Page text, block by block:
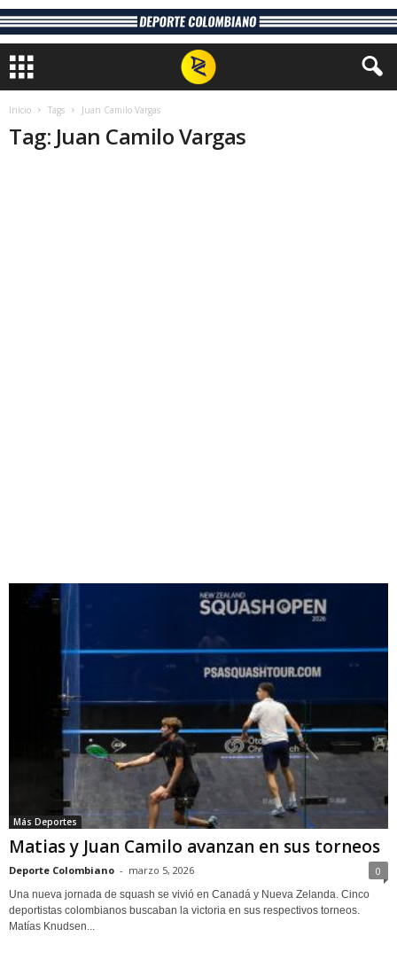
Inicio Tags Juan Camilo Vargas
Tag: Juan Camilo Vargas
Más Deportes
Matias y Juan Camilo avanzan en sus torneos
Deporte Colombiano - marzo 5, 2026 0
Una nueva jornada de squash se vivió en Canadá y Nueva Zelanda. Cinco
deportistas colombianos buscaban la victoria en sus respectivos torneos.
Matías Knudsen...